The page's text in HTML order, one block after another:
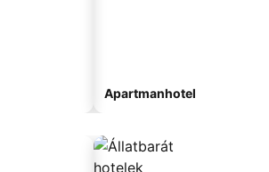
Apartmanhotel